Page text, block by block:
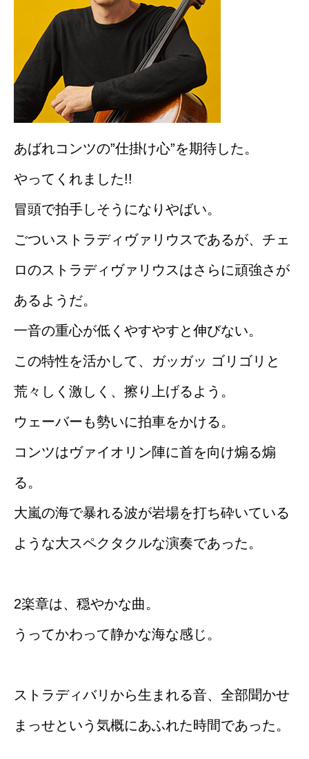
あばれコンツの”仕掛け心”を期待した。
やってくれました!!
冒頭で拍手しそうになりやばい。
ごついストラディヴァリウスであるが、チェ
ロのストラディヴァリウスはさらに頑強さが
あるようだ。
一音の重心が低くやすやすと伸びない。
この特性を活かして、ガッガッ ゴリゴリと
荒々しく激しく、擦り上げるよう。
ウェーバーも勢いに拍車をかける。
コンツはヴァイオリン陣に首を向け煽る煽
る。
大嵐の海で暴れる波が岩場を打ち砕いている
ような大スペクタクルな演奏であった。
2楽章は、穏やかな曲。
うってかわって静かな海な感じ。
ストラディバリから生まれる音、全部聞かせ
まっせという気概にあふれた時間であった。